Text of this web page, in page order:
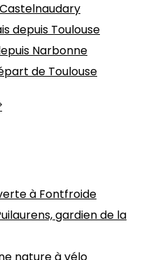
depuis Toulouse
Narbonne
de Toulouse
à Fontfroide
gardien de la